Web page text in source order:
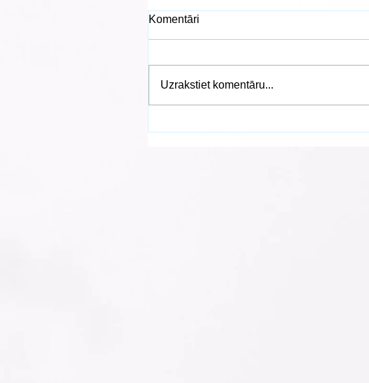
Komentāri
Uzrakstiet komentāru...